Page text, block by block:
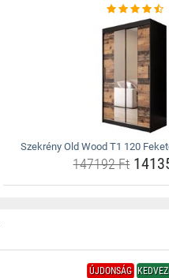
Szekrény Old Wood T1 120
147192 Ft
ÚJDONSÁG